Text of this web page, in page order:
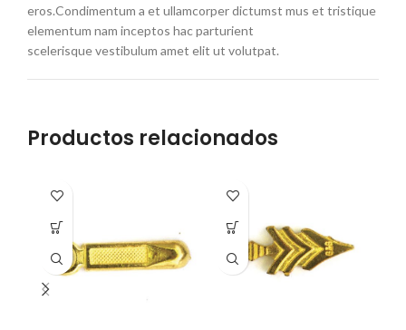
eros.Condimentum a et ullamcorper dictumst mus et tristique
elementum nam inceptos hac parturient
scelerisque vestibulum amet elit ut volutpat.
Productos relacionados